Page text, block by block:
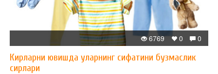
0
0
6769
Кирларни ювишда уларнинг сифатини бузмаслик
сирлари